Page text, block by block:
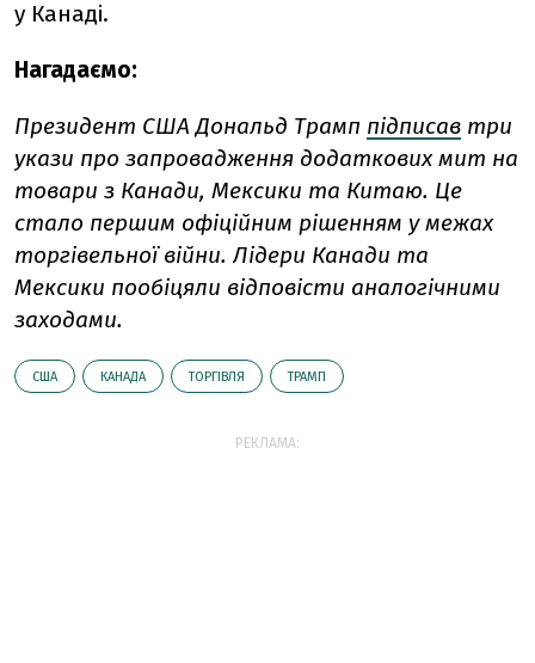
у Канаді.
Нагадаємо:
Президент США Дональд Трамп підписав три
укази про запровадження додаткових мит на
товари з Канади, Мексики та Китаю. Це
стало першим офіційним рішенням у межах
торгівельної війни. Лідери Канади та
Мексики пообіцяли відповісти аналогічними
заходами.
США КАНАДА ТОРГІВЛЯ ТРАМП
РЕКЛАМА: